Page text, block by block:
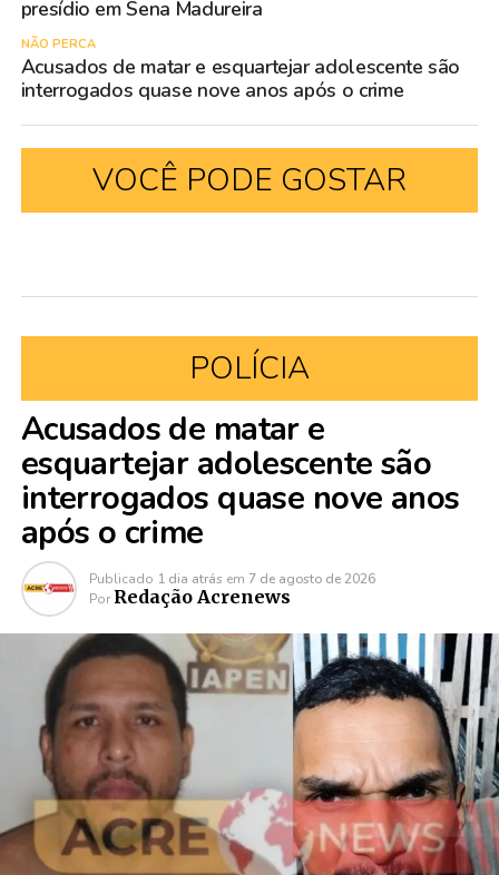
presídio em Sena Madureira
NÃO PERCA
Acusados de matar e esquartejar adolescente são
interrogados quase nove anos após o crime
VOCÊ PODE GOSTAR
POLÍCIA
Acusados de matar e
esquartejar adolescente são
interrogados quase nove anos
após o crime
Publicado 1 dia atrás em 7 de agosto de 2026
Por Redação Acrenews